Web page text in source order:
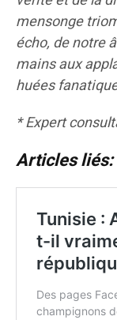
mensonge
écho, de notre
mains aux
huées
* Expert
Articles liés: